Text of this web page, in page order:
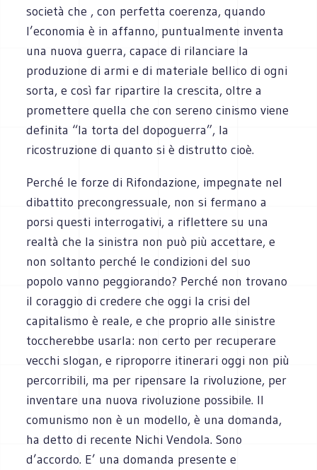
società che , con perfetta coerenza, quando
l’economia è in affanno, puntualmente inventa
una nuova guerra, capace di rilanciare la
produzione di armi e di materiale bellico di ogni
sorta, e così far ripartire la crescita, oltre a
promettere quella che con sereno cinismo viene
definita “la torta del dopoguerra”, la
ricostruzione di quanto si è distrutto cioè.
Perché le forze di Rifondazione, impegnate nel
dibattito precongressuale, non si fermano a
porsi questi interrogativi, a riflettere su una
realtà che la sinistra non può più accettare, e
non soltanto perché le condizioni del suo
popolo vanno peggiorando? Perché non trovano
il coraggio di credere che oggi la crisi del
capitalismo è reale, e che proprio alle sinistre
toccherebbe usarla: non certo per recuperare
vecchi slogan, e riproporre itinerari oggi non più
percorribili, ma per ripensare la rivoluzione, per
inventare una nuova rivoluzione possibile. Il
comunismo non è un modello, è una domanda,
ha detto di recente Nichi Vendola. Sono
d’accordo. E’ una domanda presente e